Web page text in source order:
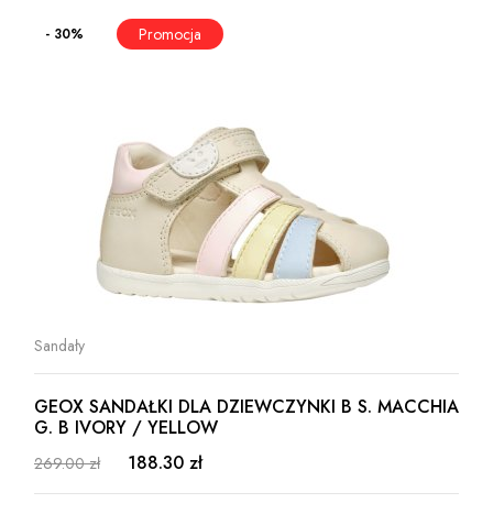
- 30%
Sandały
GEOX SANDAŁKI DLA DZIEWCZYNKI B S. MACCHIA
G. B IVORY / YELLOW
269.00 zł 188.30 zł